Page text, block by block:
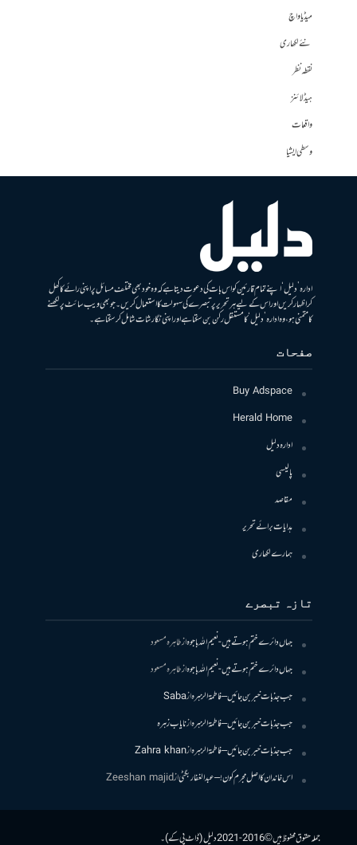
میڈیا واچ
نئے لکھاری
نقطہ نظر
ہیڈلائنز
واقعات
وسطی ایشیا
ادارہ ’دلیل‘ اپنے تمام قارئین کو اس بات کی دعوت دیتا ہے کہ وہ خود بھی مختلف مسائل پر اپنی رائے کا کھل
کر اظہار کریں اور اس کے لیے ہر تحریر پر تبصرے کی سہولت کا استعمال کریں۔ جو بھی ویب سائٹ پر لکھنے
کا متمنی ہو، وہ ادارہ ’دلیل‘ کا مستقل رکن بن سکتا ہے اور اپنی نگارشات شامل کرسکتا ہے۔
صفحات
Buy Adspace
Herald Home
ادارہ دلیل
پالیسی
مقاصد
ہدایات برائے تحریر
ہمارے لکھاری
تازہ تبصرے
جہاں دائرے ختم ہوتے ہیں- نعیم اللہ باجوہازطاہرہ مسعود
جہاں دائرے ختم ہوتے ہیں- نعیم اللہ باجوہازطاہرہ مسعود
جب جذبات خبر بن جائیں – فاطمۃالزہرہازSaba
جب جذبات خبر بن جائیں – فاطمۃالزہرہازنایاب زہرہ
جب جذبات خبر بن جائیں – فاطمۃالزہرہازZahra khan
اس خاندان کا اصل مجرم کون! – عبدالغفار بگٹیازZeeshan majid
جملہ حقوق محفوظ ہیں © 2016-2021 دلیل (ڈاٹ پی کے)۔